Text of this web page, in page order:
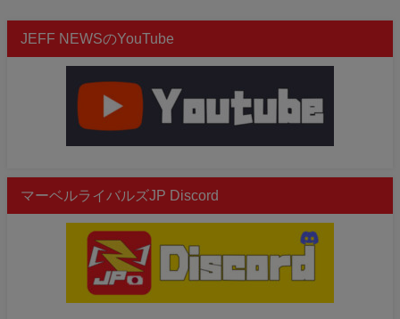
JEFF NEWSのYouTube
マーベルライバルズJP Discord